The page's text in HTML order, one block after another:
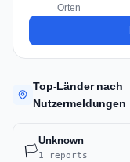
Orten
Top-Länder nach
Nutzermeldungen
🏳️
Unknown
1 reports